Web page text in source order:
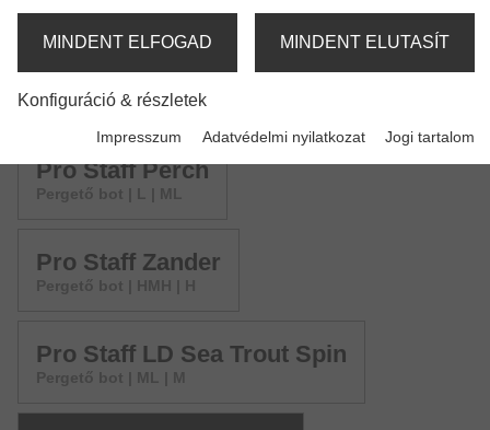
Pro Staff UL Spin
Pergető bot | UL | L
Pro Staff Perch
Pergető bot | L | ML
Pro Staff Zander
Pergető bot | HMH | H
Pro Staff LD Sea Trout Spin
Pergető bot | ML | M
MINDENT ELFOGAD MINDENT ELUTASÍT
Konfiguráció & részletek
Impresszum Adatvédelmi nyilatkozat Jogi tartalom